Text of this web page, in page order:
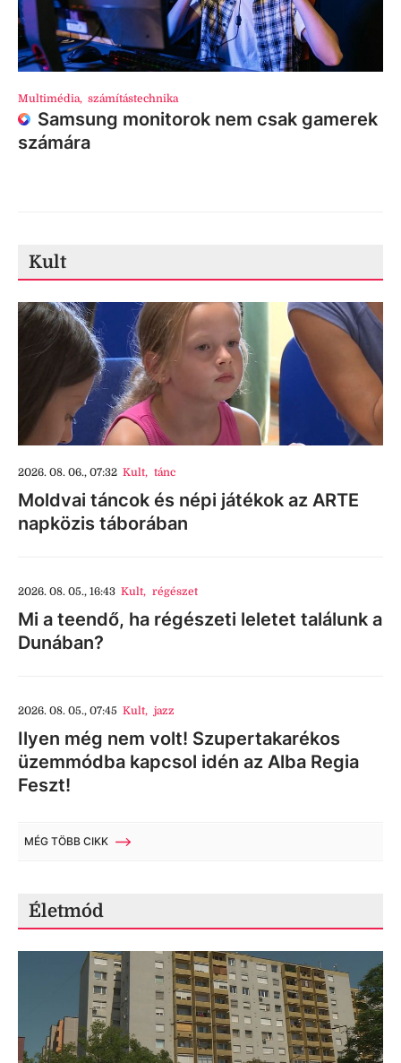
Multimédia, számítástechnika
Samsung monitorok nem csak gamerek
számára
Kult
2026. 08. 06., 07:32 Kult, tánc
Moldvai táncok és népi játékok az ARTE
napközis táborában
2026. 08. 05., 16:43 Kult, régészet
Mi a teendő, ha régészeti leletet találunk a
Dunában?
2026. 08. 05., 07:45 Kult, jazz
Ilyen még nem volt! Szupertakarékos
üzemmódba kapcsol idén az Alba Regia
Feszt!
MÉG TÖBB CIKK
Életmód